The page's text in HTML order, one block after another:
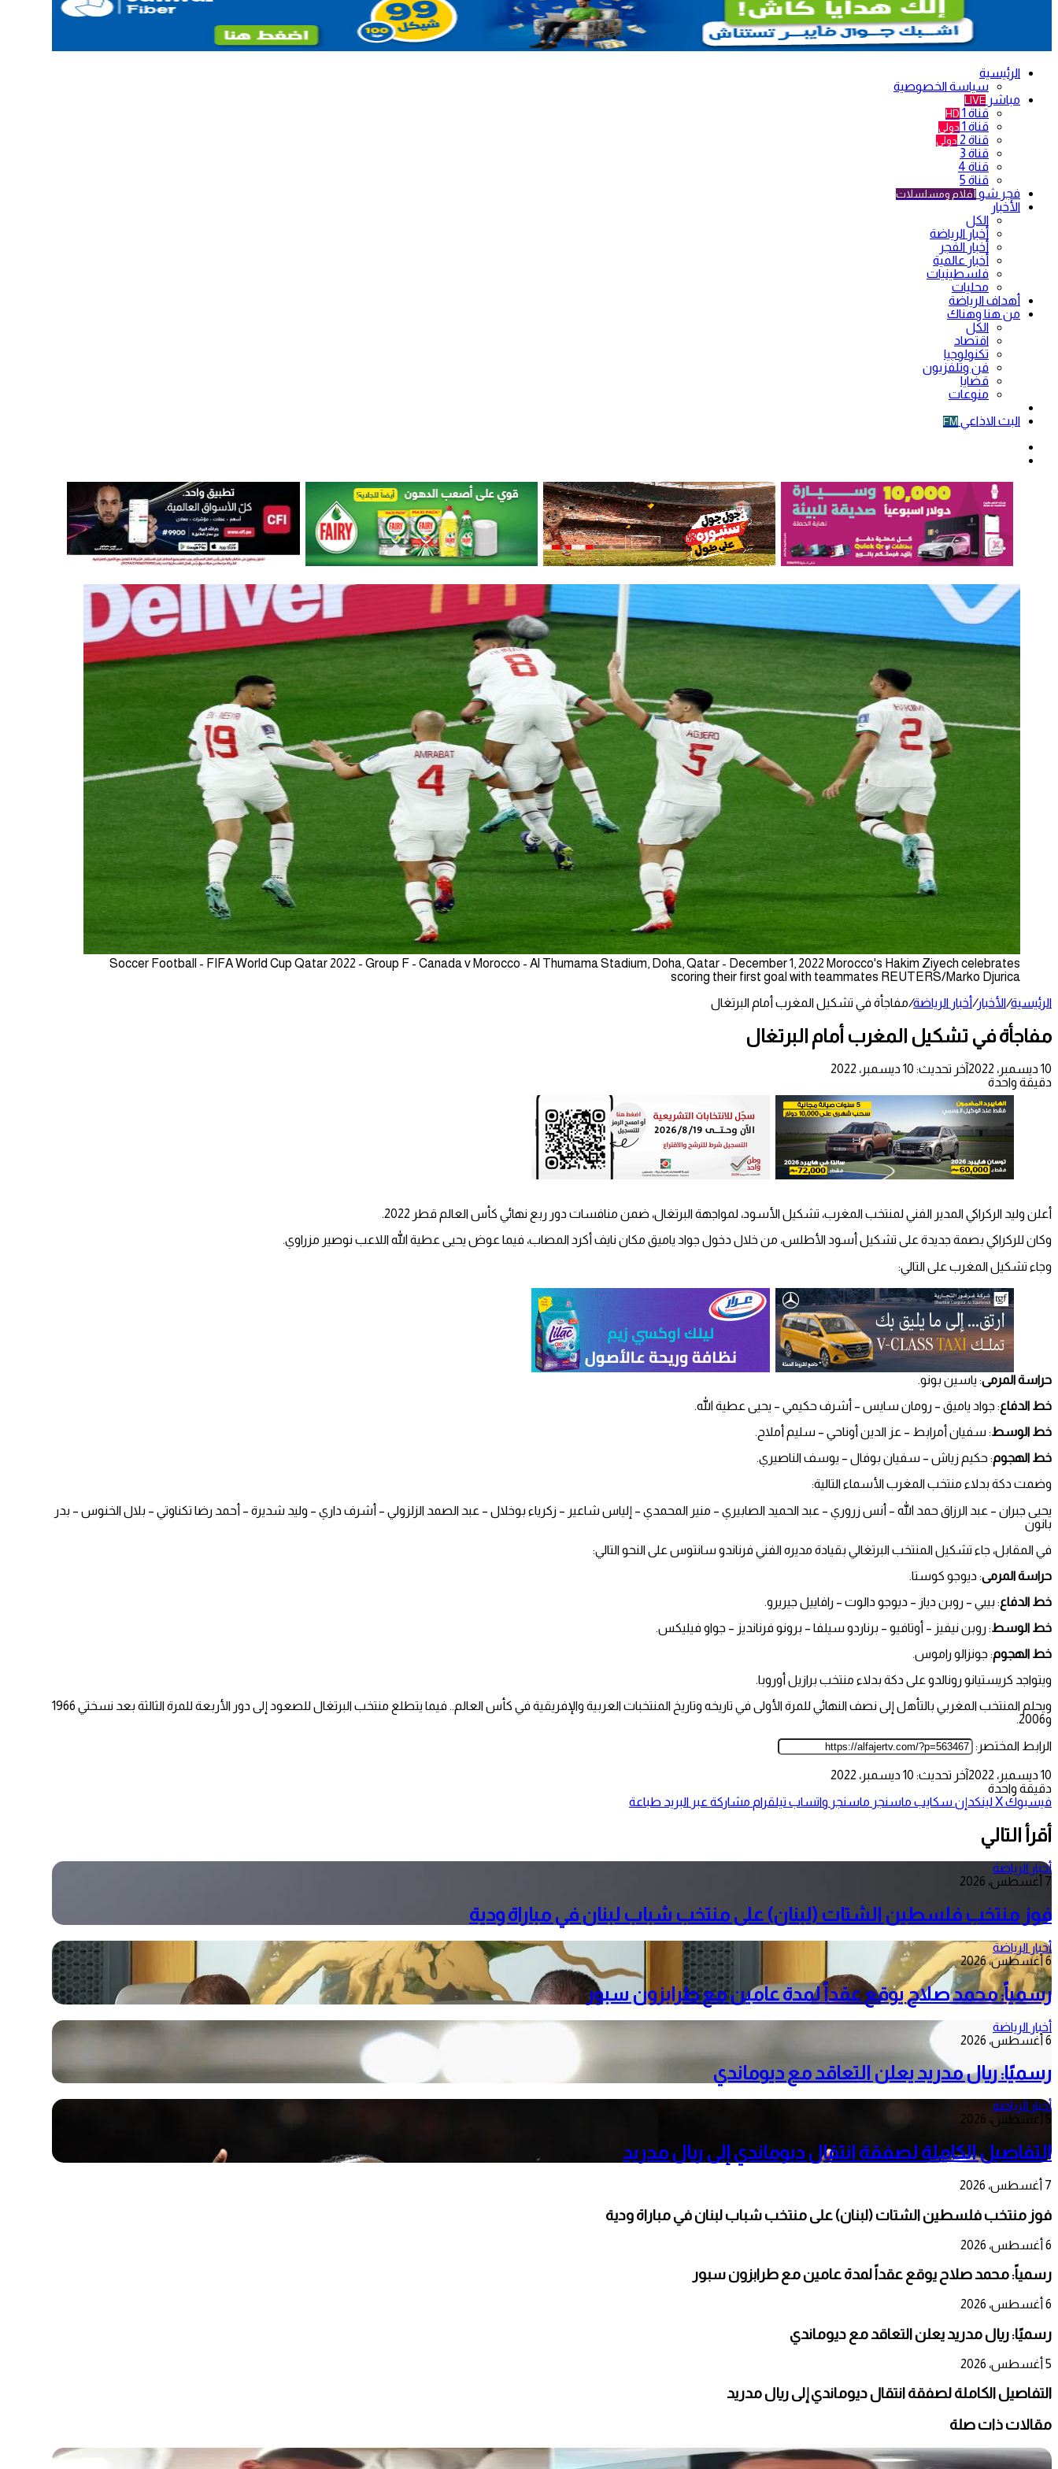
الرئيسية
سياسة الخصوصية
مباشر LIVE
قناة 1 HD
قناة 1 دولي
قناة 2 دولي
قناة 3
قناة 4
قناة 5
فجر شو أفلام ومسلسلات
الأخبار
الكل
أخبار الرياضة
أخبار الفجر
أخبار عالمية
فلسطينيات
محليات
أهداف الرياضة
من هنا وهناك
الكل
اقتصاد
تكنولوجيا
فن وتلفزيون
قضايا
منوعات
البث الاذاعي FM
Soccer Football - FIFA World Cup Qatar 2022 - Group F - Canada v Morocco - Al Thumama Stadium, Doha, Qatar - December 1, 2022 Morocco's Hakim Ziyech celebrates
scoring their first goal with teammates REUTERS/Marko Djurica
الرئيسية/الأخبار/أخبار الرياضة/مفاجأة في تشكيل المغرب أمام البرتغال
مفاجأة في تشكيل المغرب أمام البرتغال
10 ديسمبر، 2022
آخر تحديث: 10 ديسمبر، 2022
دقيقة واحدة
أعلن وليد الركراكي المدير الفني لمنتخب المغرب، تشكيل الأسود، لمواجهة البرتغال، ضمن منافسات دور ربع نهائي كأس العالم قطر 2022.
وكان للركراكي بصمة جديدة على تشكيل أسود الأطلس، من خلال دخول جواد ياميق مكان نايف أكرد المصاب، فيما عوض يحيى عطية الله اللاعب نوصير مزراوي.
وجاء تشكيل المغرب على التالي:
حراسة المرمى: ياسين بونو.
خط الدفاع: جواد ياميق – رومان سايس – أشرف حكيمي – يحيى عطية الله.
خط الوسط: سفيان أمرابط – عز الدين أوناحي – سليم أملاح.
خط الهجوم: حكيم زياش – سفيان بوفال – يوسف الناصيري.
وضمت دكة بدلاء منتخب المغرب الأسماء التالية:
يحيى جبران – عبد الرزاق حمد الله – أنس زروري – عبد الحميد الصابيري – منير المحمدي – إلياس شاعير – زكرياء بوخلال – عبد الصمد الزلزولي – أشرف داري – وليد شديرة – أحمد رضا تكناوتي – بلال الخنوس – بدر
بانون
في المقابل، جاء تشكيل المنتخب البرتغالي بقيادة مديره الفني فرناندو سانتوس على النحو التالي:
حراسة المرمى: ديوجو كوستا.
خط الدفاع: بيبي – روبن دياز – ديوجو دالوت – رافاييل جيريرو.
خط الوسط: روبن نيفيز – أوتافيو – برناردو سيلفا – برونو فرنانديز – جواو فيليكس.
خط الهجوم: جونزالو راموس.
ويتواجد كريستيانو رونالدو على دكة بدلاء منتخب برازيل أوروبا.
ويحلم المنتخب المغربي بالتأهل إلى نصف النهائي للمرة الأولى في تاريخه وتاريخ المنتخبات العربية والإفريقية في كأس العالم.. فيما يتطلع منتخب البرتغال للصعود إلى دور الأربعة للمرة الثالثة بعد نسختي 1966
و2006.
الرابط المختصر:
10 ديسمبر، 2022
آخر تحديث: 10 ديسمبر، 2022
دقيقة واحدة
فيسبوك‫Xلينكدإن سكايب ماسنجر ماسنجر واتساب تيلقرام مشاركة عبر البريد طباعة
أقرأ التالي
أخبار الرياضة
7 أغسطس، 2026
فوز منتخب فلسطين الشتات (لبنان) على منتخب شباب لبنان في مباراة ودية
أخبار الرياضة
6 أغسطس، 2026
رسمياً: محمد صلاح يوقع عقداً لمدة عامين مع طرابزون سبور
أخبار الرياضة
6 أغسطس، 2026
رسميًا: ريال مدريد يعلن التعاقد مع ديوماندي
أخبار الرياضة
5 أغسطس، 2026
التفاصيل الكاملة لصفقة انتقال ديوماندي إلى ريال مدريد
7 أغسطس، 2026
فوز منتخب فلسطين الشتات (لبنان) على منتخب شباب لبنان في مباراة ودية
6 أغسطس، 2026
رسمياً: محمد صلاح يوقع عقداً لمدة عامين مع طرابزون سبور
6 أغسطس، 2026
رسميًا: ريال مدريد يعلن التعاقد مع ديوماندي
5 أغسطس، 2026
التفاصيل الكاملة لصفقة انتقال ديوماندي إلى ريال مدريد
مقالات ذات صلة